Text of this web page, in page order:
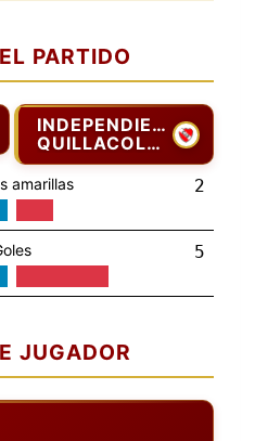
PARTIDO
INDEPENDIENTE
QUILLACOLLO
amarillas 2
5
JUGADOR